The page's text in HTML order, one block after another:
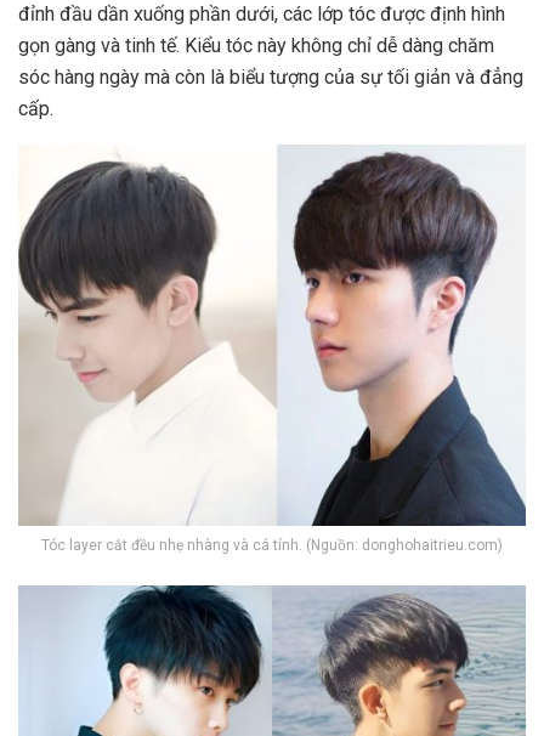
đỉnh đầu dần xuống phần dưới, các lớp tóc được định hình
gọn gàng và tinh tế. Kiểu tóc này không chỉ dễ dàng chăm
sóc hàng ngày mà còn là biểu tượng của sự tối giản và đẳng
cấp.
Tóc layer cắt đều nhẹ nhàng và cá tính. (Nguồn: donghohaitrieu.com)